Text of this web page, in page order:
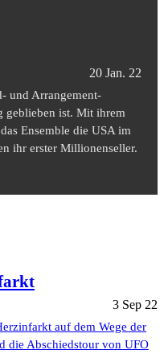
20 Jan. 22
und Arrangement-
geblieben ist. Mit ihrem
Ensemble die USA im
ihr erster Millionenseller.
3 Sep 22
auf dem Wege der
die Abschiedstour von UFO